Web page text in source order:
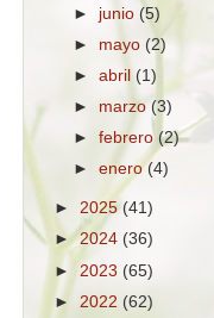
► junio (5)
► mayo (2)
►abril(1)
► marzo (3)
►febrero(2)
►enero(4)
► 2025 (41)
►2024 (36)
► 2023 (65)
► 2022 (62)